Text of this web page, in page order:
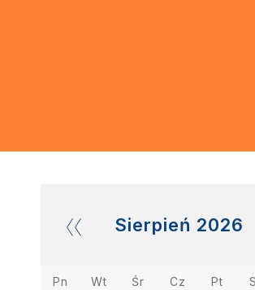
Sierpień 2026
Pn Wt Śr Cz Pt